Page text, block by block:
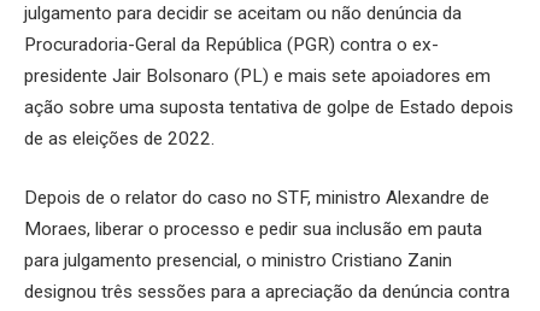
julgamento para decidir se aceitam ou não denúncia da
Procuradoria-Geral da República (PGR) contra o ex-
presidente Jair Bolsonaro (PL) e mais sete apoiadores em
ação sobre uma suposta tentativa de golpe de Estado depois
de as eleições de 2022.
Depois de o relator do caso no STF, ministro Alexandre de
Moraes, liberar o processo e pedir sua inclusão em pauta
para julgamento presencial, o ministro Cristiano Zanin
designou três sessões para a apreciação da denúncia contra